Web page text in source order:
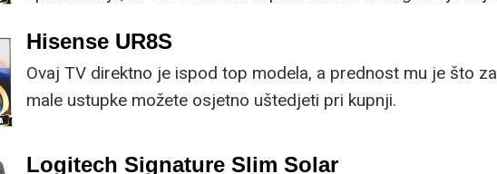
Hisense UR8S
Ovaj TV direktno je ispod top modela, a prednost mu je što za
male ustupke možete osjetno uštedjeti pri kupnji.
Logitech Signature Slim Solar